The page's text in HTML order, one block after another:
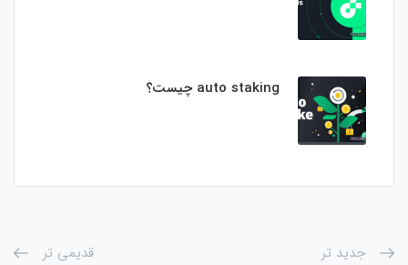
auto staking چیست؟
جدید تر قدیمی تر